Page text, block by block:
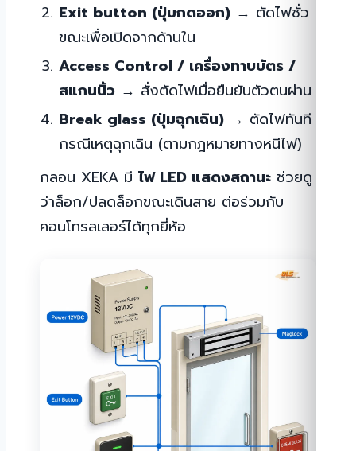
Exit button (ปุ่มกดออก) → ตัดไฟชั่ว
ขณะเพื่อเปิดจากด้านใน
Access Control / เครื่องทาบบัตร /
สแกนนิ้ว → สั่งตัดไฟเมื่อยืนยันตัวตนผ่าน
Break glass (ปุ่มฉุกเฉิน) → ตัดไฟทันที
กรณีเหตุฉุกเฉิน (ตามกฎหมายทางหนีไฟ)
กลอน XEKA มี ไฟ LED แสดงสถานะ ช่วยดู
ว่าล็อก/ปลดล็อกขณะเดินสาย ต่อร่วมกับ
คอนโทรลเลอร์ได้ทุกยี่ห้อ